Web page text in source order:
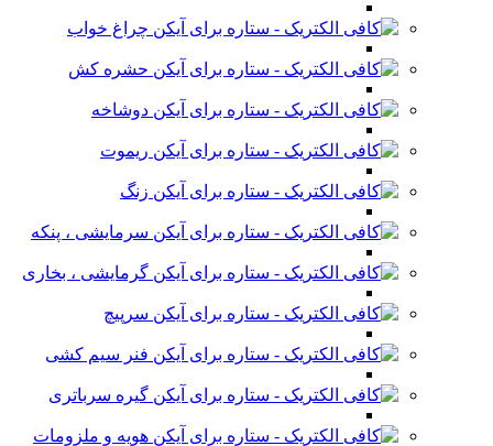
چراغ خواب
حشره کش
دوشاخه
ریموت
زنگ
سرمایشی ، پنکه
گرمایشی ، بخاری
سرپیچ
فنر سیم کشی
گیره سرباتری
هویه و ملزومات